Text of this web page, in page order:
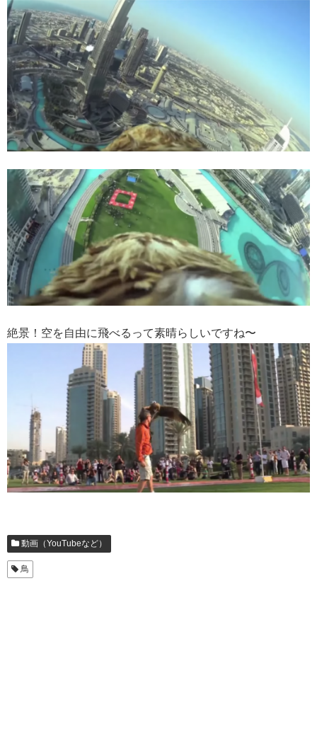
絶景！空を自由に飛べるって素晴らしいですね〜
動画（YouTubeなど）
鳥